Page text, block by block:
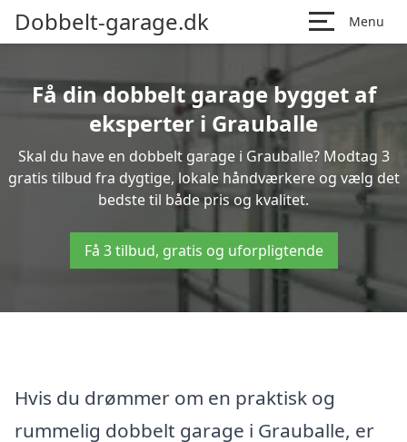
Dobbelt-garage.dk Menu
Få din dobbelt garage bygget af
eksperter i Grauballe
Skal du have en dobbelt garage i Grauballe? Modtag 3
gratis tilbud fra dygtige, lokale håndværkere og vælg det
bedste til både pris og kvalitet.
Få 3 tilbud, gratis og uforpligtende
Hvis du drømmer om en praktisk og
rummelig dobbelt garage i Grauballe, er